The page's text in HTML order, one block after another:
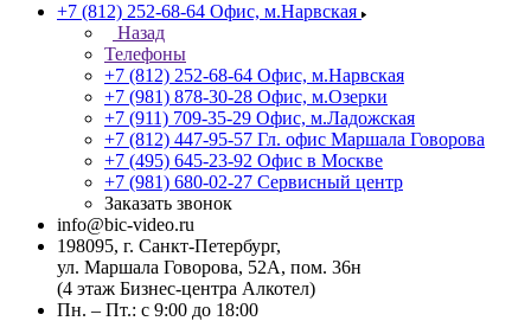
+7 (812) 252-68-64 Офис, м.Нарвская
Назад
Телефоны
+7 (812) 252-68-64 Офис, м.Нарвская
+7 (981) 878-30-28 Офис, м.Озерки
+7 (911) 709-35-29 Офис, м.Ладожская
+7 (812) 447-95-57 Гл. офис Маршала Говорова
+7 (495) 645-23-92 Офис в Москве
+7 (981) 680-02-27 Сервисный центр
Заказать звонок
info@bic-video.ru
198095, г. Санкт-Петербург,
ул. Маршала Говорова, 52А, пом. 36н
(4 этаж Бизнес-центра Алкотел)
Пн. – Пт.: с 9:00 до 18:00